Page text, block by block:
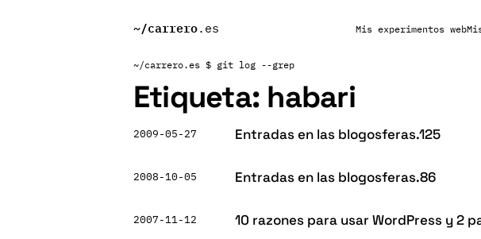
~/carrero.es Mis experimentos web
~/carrero.es $ git log --grep
Etiqueta: habari
2009-05-27 Entradas en las blogosferas.125
2008-10-05 Entradas en las blogosferas.86
2007-11-12 10 razones para usar WordPress y 2